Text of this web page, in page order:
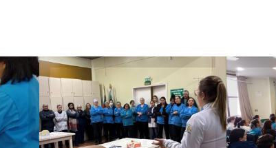
Treinamento foi
ministrado pelos
alunos de
Enfermagem